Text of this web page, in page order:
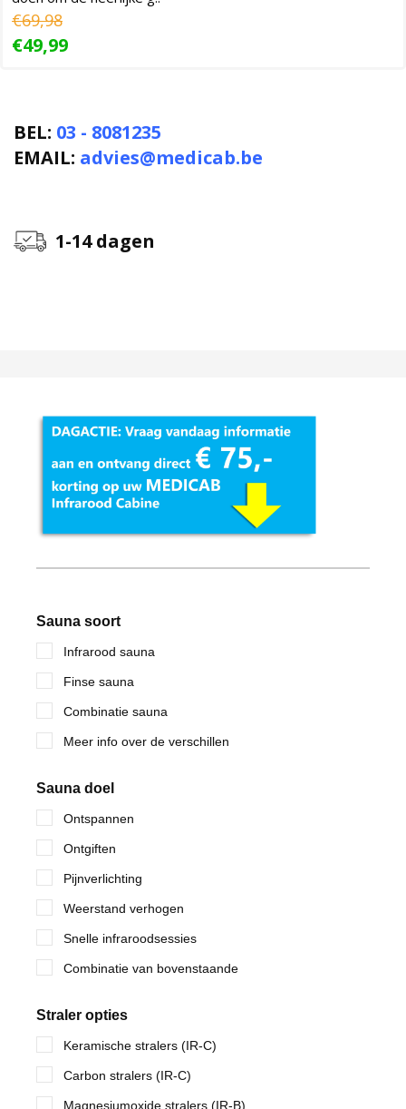
€69,98
€49,99
BEL: 03 - 8081235
EMAIL: advies@medicab.be
1-14 dagen
Sauna soort
Infrarood sauna
Finse sauna
Combinatie sauna
Meer info over de verschillen
Sauna doel
Ontspannen
Ontgiften
Pijnverlichting
Weerstand verhogen
Snelle infraroodsessies
Combinatie van bovenstaande
Straler opties
Keramische stralers (IR-C)
Carbon stralers (IR-C)
Magnesiumoxide stralers (IR-B)